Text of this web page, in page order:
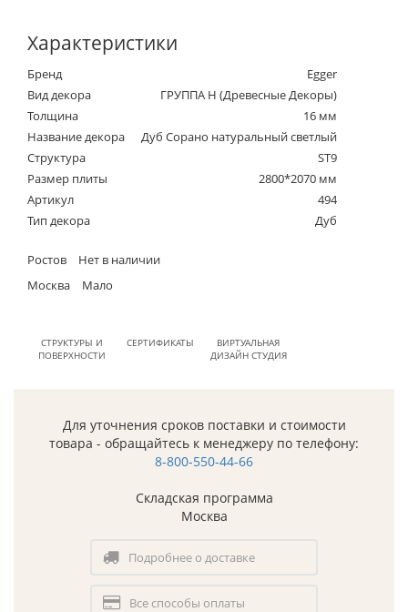
Характеристики
Бренд
Egger
Вид декора
ГРУППА Н (Древесные Декоры)
Толщина
16 мм
Название декора
Дуб Сорано натуральный светлый
Структура
ST9
Размер плиты
2800*2070 мм
Артикул
494
Тип декора
Дуб
Ростов
Нет в наличии
Москва
Мало
СТРУКТУРЫ И
ПОВЕРХНОСТИ
СЕРТИФИКАТЫ
ВИРТУАЛЬНАЯ
ДИЗАЙН СТУДИЯ
Для уточнения сроков поставки и стоимости
товара - обращайтесь к менеджеру по телефону:
8-800-550-44-66
Складская программа
Москва
Подробнее о доставке
Все способы оплаты